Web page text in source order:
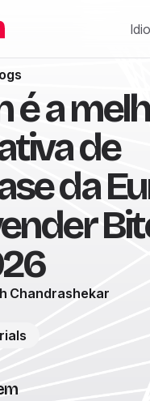
é a
de
da
Chandrashekar